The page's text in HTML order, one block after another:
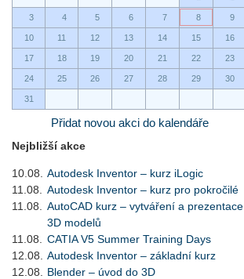
3 4 5 6 7 8 9
10 11 12 13 14 15 16
17 18 19 20 21 22 23
24 25 26 27 28 29 30
31
Přidat novou akci do kalendáře
Nejbližší akce
10.08.
Autodesk Inventor – kurz iLogic
11.08.
Autodesk Inventor – kurz pro pokročilé
11.08.
AutoCAD kurz – vytváření a prezentace
3D modelů
11.08.
CATIA V5 Summer Training Days
12.08.
Autodesk Inventor – základní kurz
12.08.
Blender – úvod do 3D